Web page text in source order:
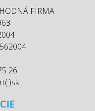
FIRMA
26